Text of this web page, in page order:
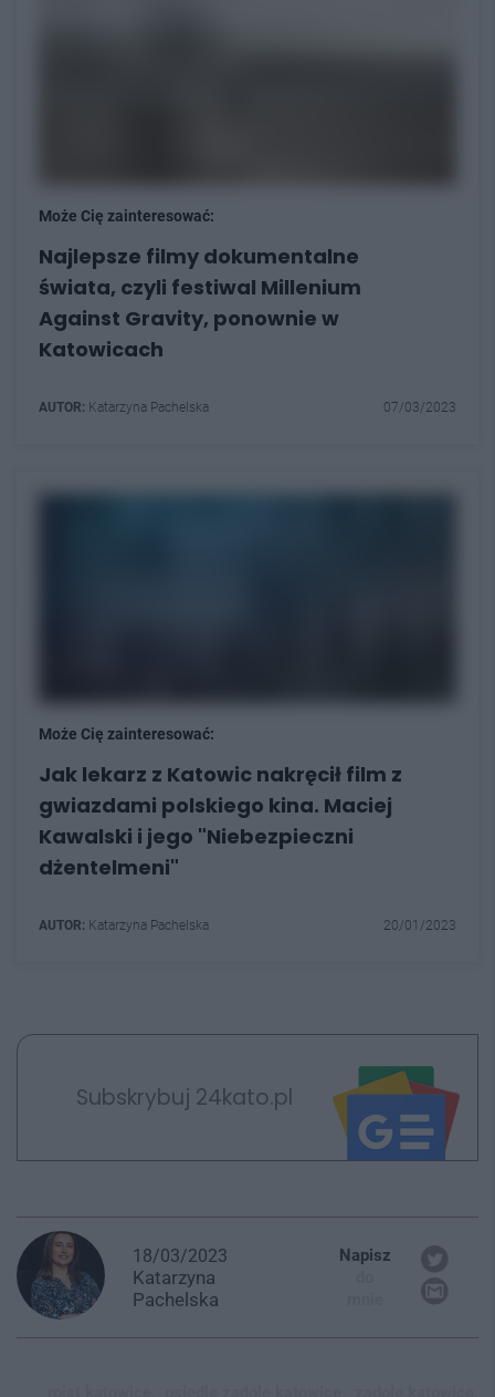
Może Cię zainteresować:
Najlepsze filmy dokumentalne
świata, czyli festiwal Millenium
Against Gravity, ponownie w
Katowicach
AUTOR: Katarzyna Pachelska 07/03/2023
Może Cię zainteresować:
Jak lekarz z Katowic nakręcił film z
gwiazdami polskiego kina. Maciej
Kawalski i jego "Niebezpieczni
dżentelmeni"
AUTOR: Katarzyna Pachelska 20/01/2023
Subskrybuj 24kato.pl
18/03/2023
Katarzyna
Pachelska
Napisz